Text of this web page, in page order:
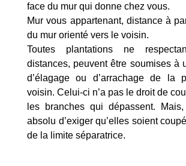
face du mur qui donne chez vous.
Mur vous appartenant, distance à
du mur orienté vers le voisin.
Toutes plantations ne
distances, peuvent être soumises à
d’élagage ou d’arrachage de la
voisin. Celui-ci n’a pas le droit de
les branches qui dépassent.
absolu d’exiger qu’elles soient
de la limite séparatrice.